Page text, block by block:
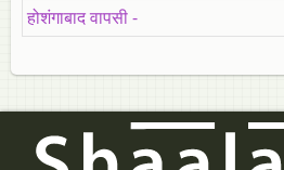
होशंगाबाद वापसी -